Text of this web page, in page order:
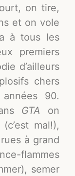
on tire,
et on vole
à tous les
premiers
d’ailleurs
chers
90.
GTA on
mal!),
à grand
flammes
semer